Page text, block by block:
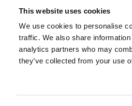
This website uses cookies
We use cookies to personalise
traffic. We also share
analytics partners who may
they’ve collected from your use